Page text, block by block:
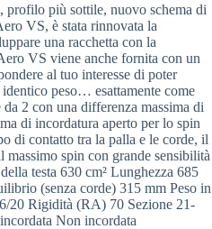
profilo più sottile, nuovo schema di
VS, è stata rinnovata la
una racchetta con la
VS viene anche fornita con un
al tuo interesse di poter
peso… esattamente come
2 con una differenza massima di
di incordatura aperto per lo spin
di contatto tra la palla e le corde, il
spin con grande sensibilità
testa 630 cm² Lunghezza 685
(senza corde) 315 mm Peso in
20 Rigidità (RA) 70 Sezione 21-
Non incordata